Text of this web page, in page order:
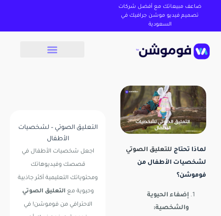
ضاعف مبيعاتك مع أفضل شركات
تصميم فيديو موشن جرافيك في
السعودية
لماذا تحتاج للتعليق الصوتي
لشخصيات الأطفال من
فوموشن؟
إضفاء الحيوية
والشخصية:
التعليق الصوتي – لشخصيات
الأطفال
اجعل شخصيات الأطفال في
قصصك وفيديوهاتك
ومحتوياتك التعليمية أكثر جاذبية
وحيوية مع التعليق الصوتي
الاحترافي من فوموشن! في